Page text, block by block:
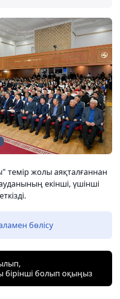
темір жолы аяқталғаннан
екінші, үшінші
бөлісу
бірінші болып оқыңыз